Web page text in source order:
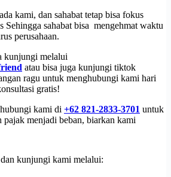
kami, dan sahabat tetap bisa fokus
Sehingga sahabat bisa mengehmat waktu
perusahaan.
kunjungi melalui
atau bisa juga kunjungi tiktok
ragu untuk menghubungi kami hari
gratis!
kami di +62 821-2833-3701 untuk
pajak menjadi beban, biarkan kami
kunjungi kami melalui: